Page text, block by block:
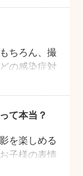
・子どもの
のカメラマ
一切ござい
人気のポイ
ちろん、撮
の感染症対
合わせなが
いか注意を
安心くださ
て本当？
を楽しめる
子様の表情